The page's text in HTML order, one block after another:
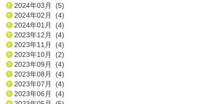
2024年03月 (5)
2024年02月 (4)
2024年01月 (4)
2023年12月 (4)
2023年11月 (4)
2023年10月 (2)
2023年09月 (4)
2023年08月 (4)
2023年07月 (4)
2023年06月 (4)